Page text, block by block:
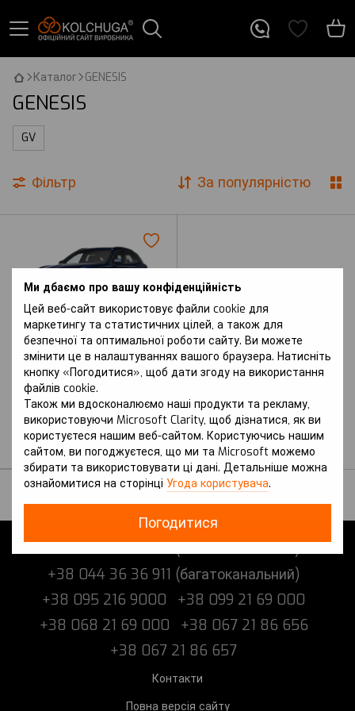
Ми дбаємо про вашу конфіденційність
Цей веб-сайт використовує файли cookie для
маркетингу та статистичних цілей, а також для
безпечної та оптимальної роботи сайту. Ви можете
змінити це в налаштуваннях вашого браузера. Натисніть
кнопку «Погодитися», щоб дати згоду на використання
файлів cookie.
Також ми вдосконалюємо наші продукти та рекламу,
використовуючи Microsoft Clarity, щоб дізнатися, як ви
користуєтеся нашим веб-сайтом. Користуючись нашим
сайтом, ви погоджуєтеся, що ми та Microsoft можемо
збирати та використовувати ці дані. Детальніше можна
ознайомитися на сторінці Угода користувача.
Погодитися
Каталог GENESIS
GENESIS
GV
Фільтр За популярністю
Артикул: eGV70 (2022 р.-) I
покоління (JK1)
GENESIS
Захист на Genesis eGV70
(2022 р.-) I покоління
(JK1)
В наявності
+38 073 216 9000 (багатоканальний)
+38 044 36 36 911 (багатоканальний)
+38 095 216 9000
+38 099 21 69 000
+38 068 21 69 000
+38 067 21 86 656
+38 067 21 86 657
Контакти
Повна версія сайту